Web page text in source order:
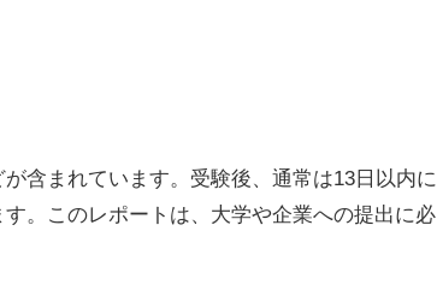
含まれています。受験後、通常は13日以内に
。このレポートは、大学や企業への提出に必